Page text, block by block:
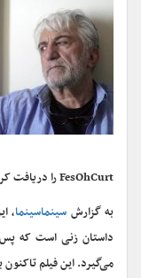
FesOhCurt را دریافت کرد.
به گزارش سینماسینما،
داستان زنی است که
می‌گیرد. این فیلم تاکنون